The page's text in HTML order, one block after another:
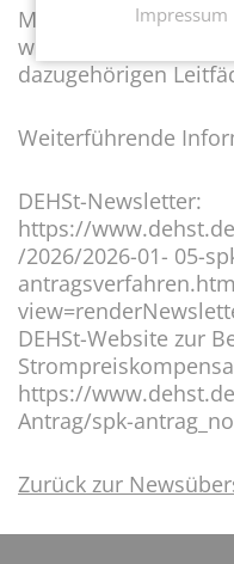
Mit Blick auf die
wird die DEHSt in
dazugehörigen
Weiterführende
DEHSt-Newsletter:
https://
/2026/2026-01- 05-
DEHSt-Website zur
https://
Antrag/spk-
Zurück zur
Impressum